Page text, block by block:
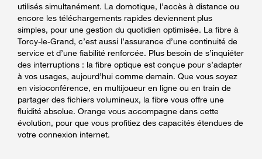
utilisés simultanément. La domotique, l’accès à distance ou
encore les téléchargements rapides deviennent plus
simples, pour une gestion du quotidien optimisée. La fibre à
Torcy-le-Grand, c’est aussi l’assurance d’une continuité de
service et d’une fiabilité renforcée. Plus besoin de s’inquiéter
des interruptions : la fibre optique est conçue pour s’adapter
à vos usages, aujourd’hui comme demain. Que vous soyez
en visioconférence, en multijoueur en ligne ou en train de
partager des fichiers volumineux, la fibre vous offre une
fluidité absolue. Orange vous accompagne dans cette
évolution, pour que vous profitiez des capacités étendues de
votre connexion internet.